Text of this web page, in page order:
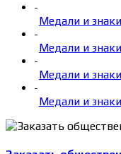
-
Медали и
-
Медали и
-
Медали и
-
Медали и